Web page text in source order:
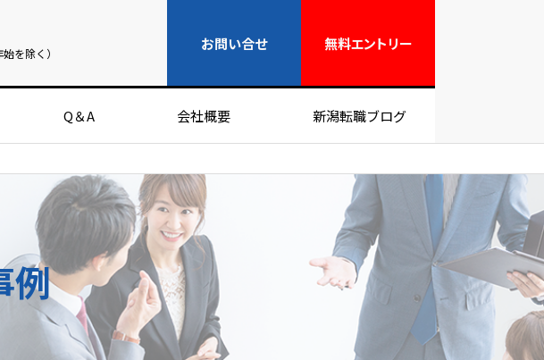
を除く）
お問い合せ 無料エントリー
Q＆A 会社概要 新潟転職ブログ
例